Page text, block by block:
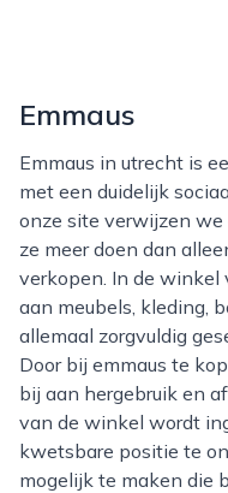
Emmaus
Emmaus in utrecht is een bijzondere kringloopwinkel
met een duidelijk
onze site verwijzen we
ze meer doen dan
verkopen. In de winkel
aan meubels, kleding,
allemaal zorgvuldig
Door bij emmaus te
bij aan hergebruik en
van de winkel wordt
kwetsbare positie te
mogelijk te maken die